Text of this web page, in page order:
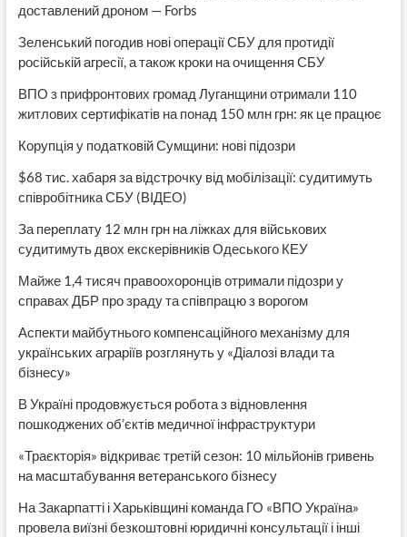
доставлений дроном — Forbs
Зеленський погодив нові операції СБУ для протидії
російській агресії, а також кроки на очищення СБУ
ВПО з прифронтових громад Луганщини отримали 110
житлових сертифікатів на понад 150 млн грн: як це працює
Корупція у податковій Сумщини: нові підозри
$68 тис. хабаря за відстрочку від мобілізації: судитимуть
співробітника СБУ (ВІДЕО)
За переплату 12 млн грн на ліжках для військових
судитимуть двох екскерівників Одеського КЕУ
Майже 1,4 тисяч правоохоронців отримали підозри у
справах ДБР про зраду та співпрацю з ворогом
Аспекти майбутнього компенсаційного механізму для
українських аграріїв розглянуть у «Діалозі влади та
бізнесу»
В Україні продовжується робота з відновлення
пошкоджених об’єктів медичної інфраструктури
«Траєкторія» відкриває третій сезон: 10 мільйонів гривень
на масштабування ветеранського бізнесу
На Закарпатті і Харьківщині команда ГО «ВПО Україна»
провела виїзні безкоштовні юридичні консультації і інші